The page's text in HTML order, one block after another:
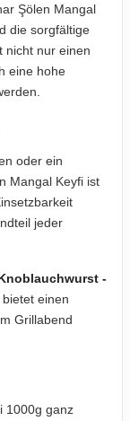
No:317,
Şölen Mangal
die sorgfältige
nicht nur einen
eine hohe
oder ein
Mangal Keyfi ist
jeder
-
einen
Grillabend
1000g ganz